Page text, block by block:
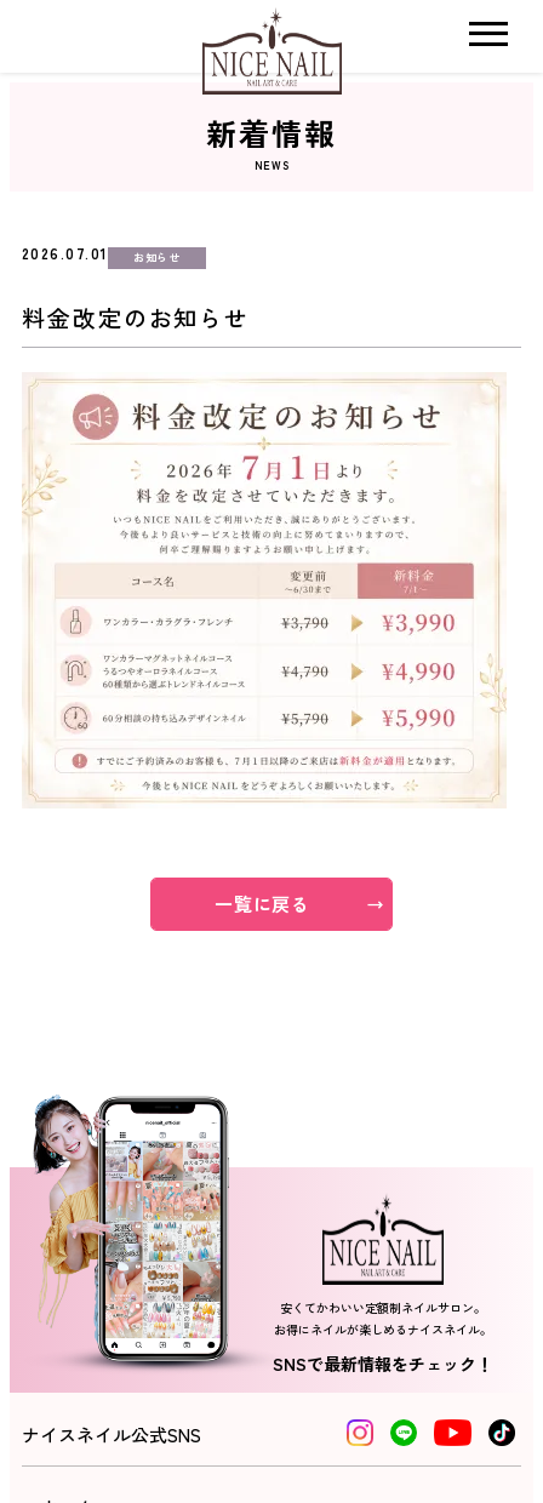
料金メニュー
コンセプト
よくあるご質問
ご利用の流れ
取り扱いカラー
消費者志向自主宣言
ネイルスクール
新着情報
NEWS
2026.07.01 お知らせ
料金改定のお知らせ
一覧に戻る
安くてかわいい定額制ネイルサロン。
お得にネイルが楽しめるナイスネイル。
SNSで最新情報をチェック！
ナイスネイル公式SNS